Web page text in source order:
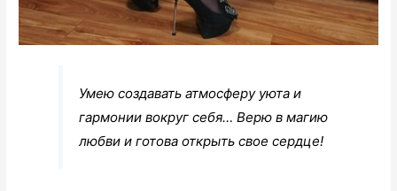
Умею создавать атмосферу уюта и
гармонии вокруг себя… Верю в магию
любви и готова открыть свое сердце!